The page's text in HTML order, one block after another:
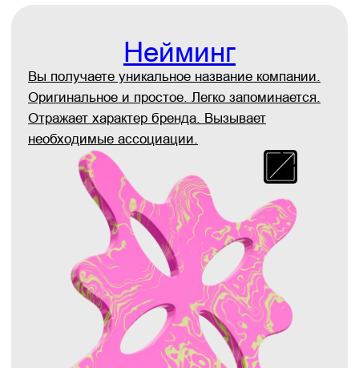
Дизайн упаковки
Мы проектируем упаковку, которая будет
выгодно выделять ваш продукт на рынке и
привлекать внимание потребителей.
Заказать дизайн упаковки
Подробнее об услуге